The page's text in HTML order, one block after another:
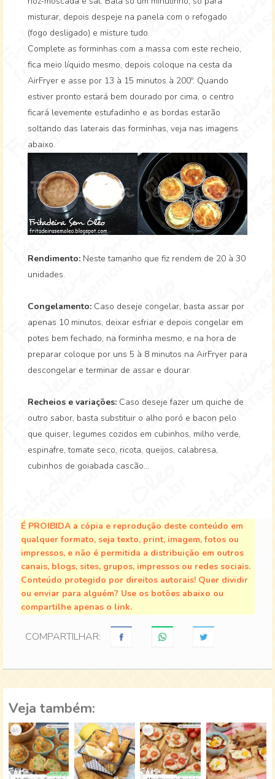
misturar, depois despeje na panela com o refogado
(fogo desligado) e misture tudo.
Complete as forminhas com a massa com este recheio,
fica meio líquido mesmo, depois coloque na cesta da
AirFryer e asse por 13 à 15 minutos à 200º. Quando
estiver pronto estará bem dourado por cima, o centro
ficará levemente estufadinho e as bordas estarão
soltando das laterais das forminhas, veja nas imagens
abaixo.
Rendimento: Neste tamanho que fiz rendem de 20 à 30
unidades.
Congelamento: Caso deseje congelar, basta assar por
apenas 10 minutos, deixar esfriar e depois congelar em
potes bem fechado, na forminha mesmo, e na hora de
preparar coloque por uns 5 à 8 minutos na AirFryer para
descongelar e terminar de assar e dourar.
Recheios e variações: Caso deseje fazer um quiche de
outro sabor, basta substituir o alho poró e bacon pelo
que quiser, legumes cozidos em cubinhos, milho verde,
espinafre, tomate seco, ricota, queijos, calabresa,
cubinhos de goiabada cascão...
É PROIBIDA a cópia e reprodução deste conteúdo em
qualquer formato, seja texto, print, imagem, fotos ou
impressos, e não é permitida a distribuição em outros
canais, blogs, sites, grupos, impressos ou redes sociais.
Conteúdo protegido por direitos autorais! Quer dividir
ou enviar para alguém? Use os botões abaixo ou
compartilhe apenas o link.
COMPARTILHAR:
Veja também: